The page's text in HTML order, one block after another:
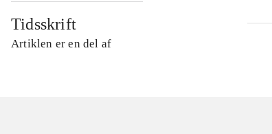
Tidsskrift
Artiklen er en del af